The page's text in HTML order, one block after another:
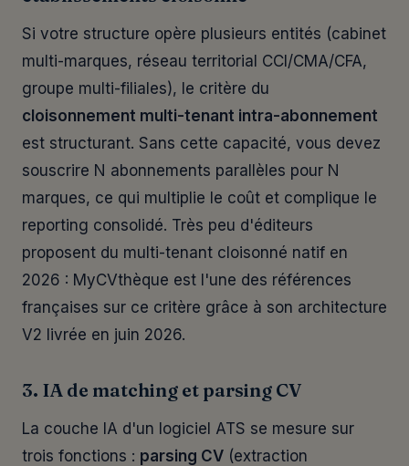
Si votre structure opère plusieurs entités (cabinet
multi-marques, réseau territorial CCI/CMA/CFA,
groupe multi-filiales), le critère du
cloisonnement multi-tenant intra-abonnement
est structurant. Sans cette capacité, vous devez
souscrire N abonnements parallèles pour N
marques, ce qui multiplie le coût et complique le
reporting consolidé. Très peu d'éditeurs
proposent du multi-tenant cloisonné natif en
2026 : MyCVthèque est l'une des références
françaises sur ce critère grâce à son architecture
V2 livrée en juin 2026.
3. IA de matching et parsing CV
La couche IA d'un logiciel ATS se mesure sur
trois fonctions : parsing CV (extraction